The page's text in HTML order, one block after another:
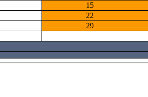
15
22
29